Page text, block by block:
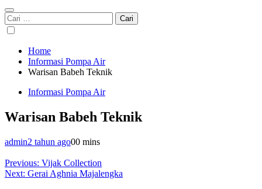
Cari
untuk:
Home
Informasi Pompa Air
Warisan Babeh Teknik
Informasi Pompa Air
Warisan Babeh Teknik
admin2 tahun ago00 mins
Navigasi
pos
Previous: Vijak Collection
Next: Gerai Aghnia Majalengka